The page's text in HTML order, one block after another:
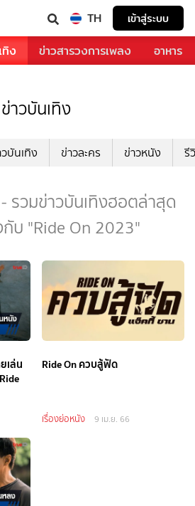
TH เข้าสู่ระบบ
ทิง ข่าวสารวงการเพลง อาหาร
ข่าวบันเทิง
บันเทิง ข่าวละคร ข่าวหนัง รี
รวมข่าวบันเทิงฮอตล่าสุด
บ "Ride On 2023"
เล่น
Ride On ควบสู้ฟัด
เรื่องย่อหนัง 9 เม.ย. 66